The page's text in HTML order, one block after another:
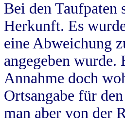
Bei den Taufpaten
Herkunft. Es
eine Abweichung
angegeben
Annahme doch
Ortsangabe für
man aber von der